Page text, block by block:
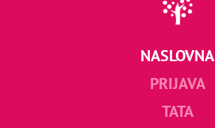
NASLOVNA
PRIJAVA
TATA